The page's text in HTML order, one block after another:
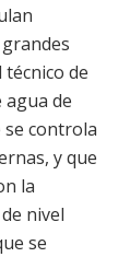
de
agua de
se controla
y que
la
nivel
se